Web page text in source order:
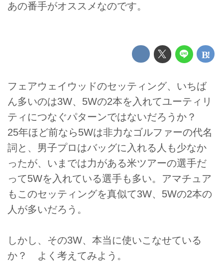
あの番手がオススメなのです。
フェアウェイウッドのセッティング、いちば
ん多いのは3W、5Wの2本を入れてユーティリ
ティにつなぐパターンではないだろうか？
25年ほど前なら5Wは非力なゴルファーの代名
詞と、男子プロはバッグに入れる人も少なか
ったが、いまでは力がある米ツアーの選手だ
って5Wを入れている選手も多い。アマチュア
もこのセッティングを真似て3W、5Wの2本の
人が多いだろう。
しかし、その3W、本当に使いこなせている
か？ よく考えてみよう。